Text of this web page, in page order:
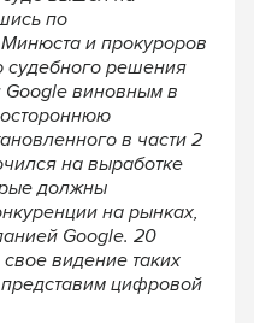
по
и прокуроров
судебного решения
Google виновным в
в части 2
на выработке
должны
на рынках,
Google. 20
видение таких
цифровой